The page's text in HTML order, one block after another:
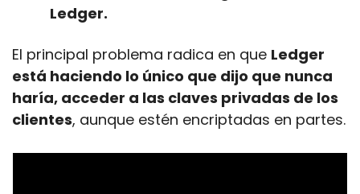
Ledger.
El principal problema radica en que Ledger
está haciendo lo único que dijo que nunca
haría, acceder a las claves privadas de los
clientes, aunque estén encriptadas en partes.